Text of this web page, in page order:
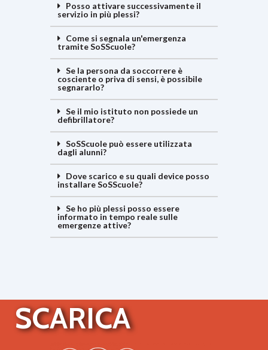
Posso attivare successivamente il
servizio in più plessi?
Come si segnala un'emergenza
tramite SoSScuole?
Se la persona da soccorrere è
cosciente o priva di sensi, è possibile
segnararlo?
Se il mio istituto non possiede un
defibrillatore?
SoSScuole può essere utilizzata
dagli alunni?
Dove scarico e su quali device posso
installare SoSScuole?
Se ho più plessi posso essere
informato in tempo reale sulle
emergenze attive?
SCARICA